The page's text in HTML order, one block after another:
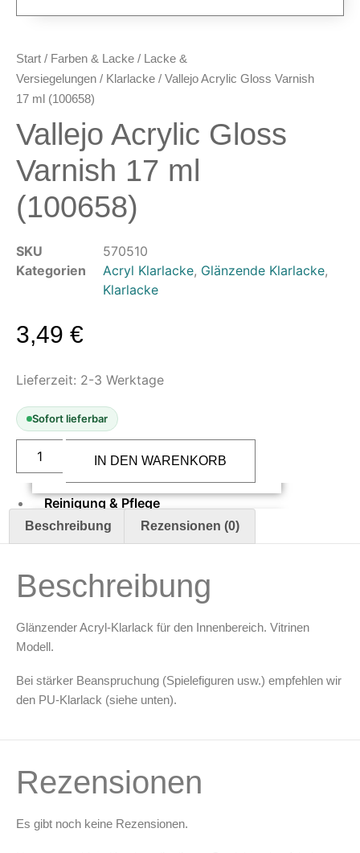
Schläuche & Kupplungen
Anschlüsse & Verschraubungen
Luftfilter & Druckregler
Werkzeuge & Malzubehör
Pinsel & Stifte
Pinstriping & Linienführung
Radierer & Schneidewerkzeuge
Plotter & Zubehör
Untergründe & Papier
Oberflächenvorbereitung &
Spachtelmasse & Sprühspachtel
Sandstrahlen & Spezialbehandlungen
Maskierung & Schablonen
Schablonen & Templates
Reinigung & Pflege
Oberflächenreiniger
Luftreinigung & Filter
Arbeitsplatz & Zubehör
Spezialliteratur & Anleitungen
Start / Farben & Lacke / Lacke &
Versiegelungen / Klarlacke / Vallejo Acrylic Gloss Varnish
17 ml (100658)
Vallejo Acrylic Gloss
Varnish 17 ml
(100658)
SKU
570510
Kategorien
Acryl Klarlacke, Glänzende Klarlacke,
Klarlacke
3,49 €
Lieferzeit: 2-3 Werktage
Sofort lieferbar
Vallejo
Acrylic
Gloss
Varnish
ml
(100658)
Menge
IN DEN WARENKORB
Beschreibung Rezensionen (0)
Beschreibung
Glänzender Acryl-Klarlack für den Innenbereich. Vitrinen
Modell.
Bei stärker Beanspruchung (Spielefiguren usw.) empfehlen wir
den PU-Klarlack (siehe unten).
Rezensionen
Es gibt noch keine Rezensionen.